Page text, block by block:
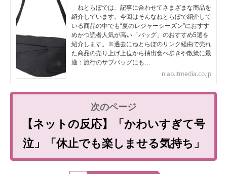
ねとらぼでは、記事に合わせてさまざまな商品を
紹介しています。今回はそんなねとらぼで紹介して
いる商品の中でも“夏のレジャーシーズン”におすす
めかつ読者人気が高い「バッグ」のおすすめ5選を
紹介します。※過去にねとらぼのリンク経由で売れ
た商品の売り上げ上位から抽出食べ歩きや散策に最
適：旅行のサブバッグにも…
nlab.itmedia.co.jp
【ネットの反応】「かわいすぎて号
泣」「休止でも楽しませる気持ち」